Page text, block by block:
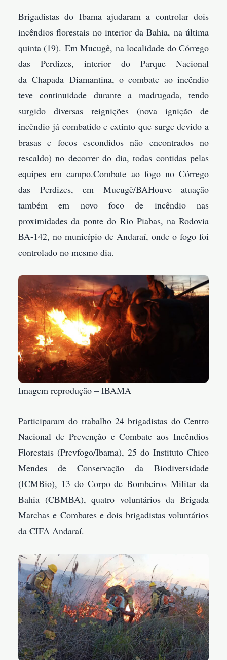
Brigadistas do Ibama ajudaram a controlar dois
incêndios florestais no interior da Bahia, na última
quinta (19). Em Mucugê, na localidade do Córrego
das Perdizes, interior do Parque Nacional
da Chapada Diamantina, o combate ao incêndio
teve continuidade durante a madrugada, tendo
surgido diversas reignições (nova ignição de
incêndio já combatido e extinto que surge devido a
brasas e focos escondidos não encontrados no
rescaldo) no decorrer do dia, todas contidas pelas
equipes em campo.Combate ao fogo no Córrego
das Perdizes, em Mucugê/BAHouve atuação
também em novo foco de incêndio nas
proximidades da ponte do Rio Piabas, na Rodovia
BA-142, no município de Andaraí, onde o fogo foi
controlado no mesmo dia.
Imagem reprodução – IBAMA
Participaram do trabalho 24 brigadistas do Centro
Nacional de Prevenção e Combate aos Incêndios
Florestais (Prevfogo/Ibama), 25 do Instituto Chico
Mendes de Conservação da Biodiversidade
(ICMBio), 13 do Corpo de Bombeiros Militar da
Bahia (CBMBA), quatro voluntários da Brigada
Marchas e Combates e dois brigadistas voluntários
da CIFA Andaraí.